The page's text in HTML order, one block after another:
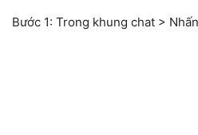
Bước 1: Trong khung chat >